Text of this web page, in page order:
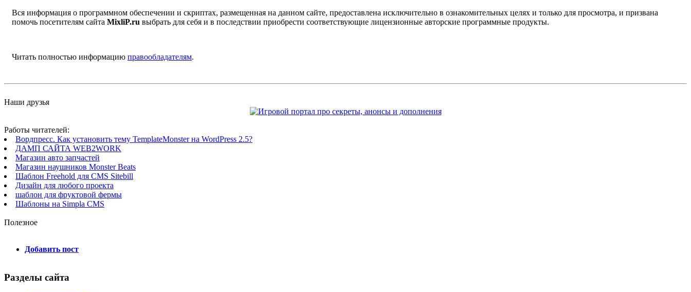
Вся информация о программном обеспечении и скриптах, размещенная на данном сайте, предоставлена исключительно в ознакомительных целях и только для просмотра, и призвана
помочь посетителям сайта MixliP.ru выбрать для себя и в последствии приобрести соответствующие лицензионные авторские программные продукты.
Читать полностью информацию правообладателям.
Наши друзья
Работы читателей:
Вордпресс. Как установить тему TemplateMonster на WordPress 2.5?
ДАМП САЙТА WEB2WORK
Магазин авто запчастей
Магазин наушников Monster Beats
Шаблон Freehold для CMS Sitebill
Дизайн для любого проекта
шаблон для фруктовой фермы
Шаблоны на Simpla CMS
Полезное
Добавить пост
Разделы сайта